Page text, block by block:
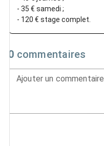
- 35 € samedi ;
- 120 € stage complet.
0 commentaires
Ajouter un commentaire